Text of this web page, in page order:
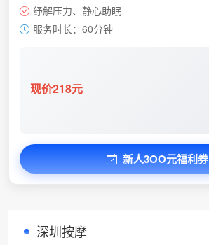
纾解压力、静心助眠
服务时长：60分钟
现价218元
新人3OO元福利券
深圳按摩